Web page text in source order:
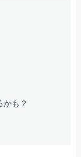
かも？